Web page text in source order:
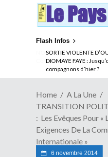
Flash Infos
NOUVELLE ATTAQUE
Comment arrêter la
Home
A La Une
TRANSITION
: Les Evêques Pour «
Exigences De La
Internationale »
6 novembre 2014